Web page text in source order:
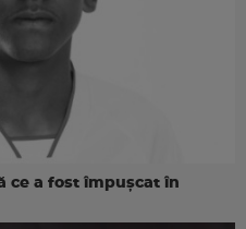
ce a fost împușcat în